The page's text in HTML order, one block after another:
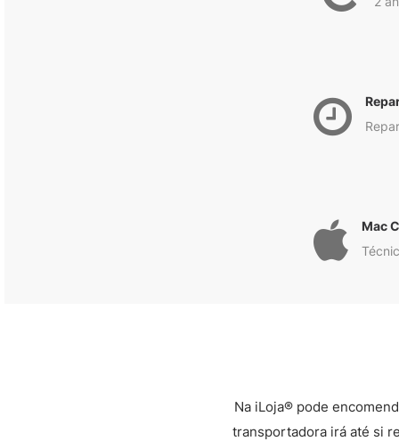
Mac
Na iLoja® pode
transportadora irá até si